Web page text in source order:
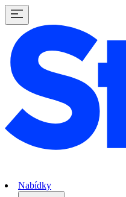
Nabídky